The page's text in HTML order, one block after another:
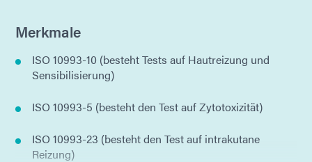
Merkmale
ISO 10993-10 (besteht Tests auf Hautreizung und
Sensibilisierung)
ISO 10993-5 (besteht den Test auf Zytotoxizität)
ISO 10993-23 (besteht den Test auf intrakutane
Reizung)